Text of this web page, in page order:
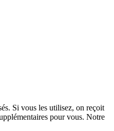
Si vous les utilisez, on reçoit
pour vous. Notre